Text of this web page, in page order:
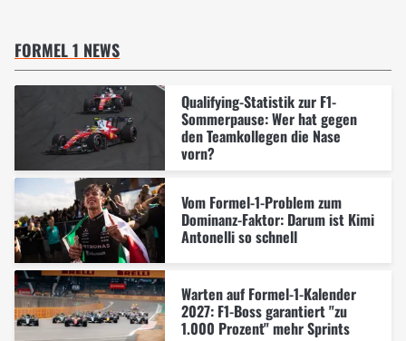
FORMEL 1 NEWS
Qualifying-Statistik zur F1-
Sommerpause: Wer hat gegen
den Teamkollegen die Nase
vorn?
Vom Formel-1-Problem zum
Dominanz-Faktor: Darum ist Kimi
Antonelli so schnell
Warten auf Formel-1-Kalender
2027: F1-Boss garantiert "zu
1.000 Prozent" mehr Sprints